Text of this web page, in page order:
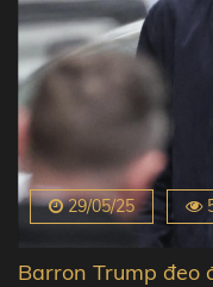
29/05/25
Barron Trump đeo